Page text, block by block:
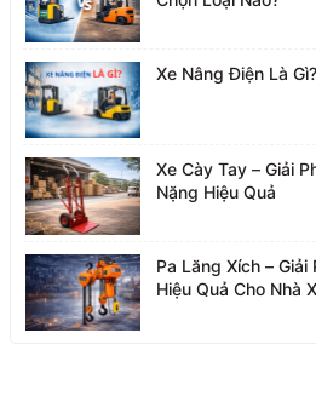
Xe Nâng Điện Là
Xe Cày Tay – Giải
Nặng Hiệu Quả
Pa Lăng Xích – Giải
Hiệu Quả Cho Nhà